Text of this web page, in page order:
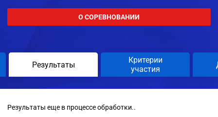
О СОРЕВНОВАНИИ
Результаты
Критерии
участия
Результаты еще в процессе обработки..